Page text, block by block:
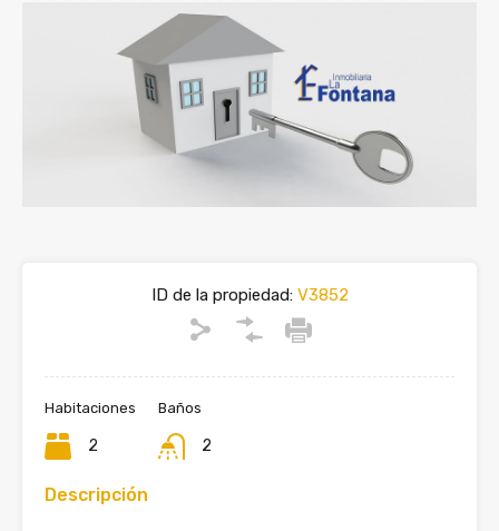
ID de la propiedad:V3852
Habitaciones
2
Baños
2
Descripción